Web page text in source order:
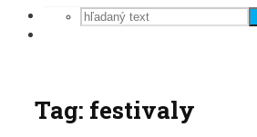
Tag: festivaly